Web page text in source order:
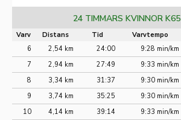
24 TIMMARS KVINNOR K65
Varv Distans Tid Varvtempo
6
2,54 km 24:00 9:28 min/km
7
2,94 km 27:49 9:33 min/km
8
3,34 km 31:37 9:30 min/km
9
3,74 km 35:25 9:30 min/km
10
4,14 km 39:14 9:33 min/km